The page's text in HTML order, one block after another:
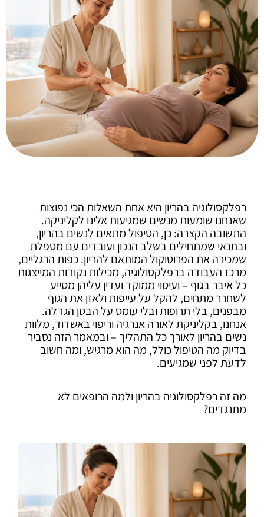
רפלקסולוגיה בהריון היא אחת השאלות הכי נפוצות
שאנחנו שומעות מנשים שמגיעות אלינו לקליניקה.
התשובה הקצרה: כן, הטיפול מתאים לנשים בהריון,
ובתנאי שמתחילים בשלב הנכון ועובדים עם מטפלת
שמכירה את הפרוטוקול המותאם להריון. כפות הרגליים,
מרכז העבודה ברפלקסולוגיה, מכילות נקודות המייצגות
כל איבר בגוף – ועיסוי ממוקד ועדין עליהן מסייע
לשחרר מתחים, להקל על עייפות ולאזן את הגוף
מבפנים, בלי תרופות ובלי עומס על הבטן הגדלה.
אנחנו, בקליניקת לאורה אנרגיה וריפוי באשדוד, מלוות
נשים בהריון לאורך כל התהליך – ובמאמר הזה נסביר
בדיוק מה הטיפול כולל, מה הוא מרגיש, ומה חשוב
לדעת לפני שמגיעים.
מה זה רפלקסולוגיה בהריון ולמה הרופאים לא
מתנגדים?